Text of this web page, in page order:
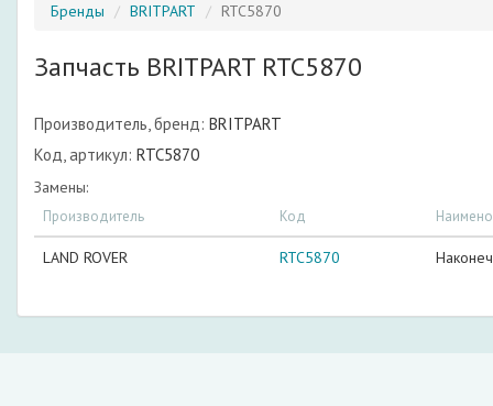
Бренды BRITPART RTC5870
Запчасть BRITPART RTC5870
Производитель, бренд: BRITPART
Код, артикул: RTC5870
Замены:
Производитель Код
LAND ROVER RTC5870